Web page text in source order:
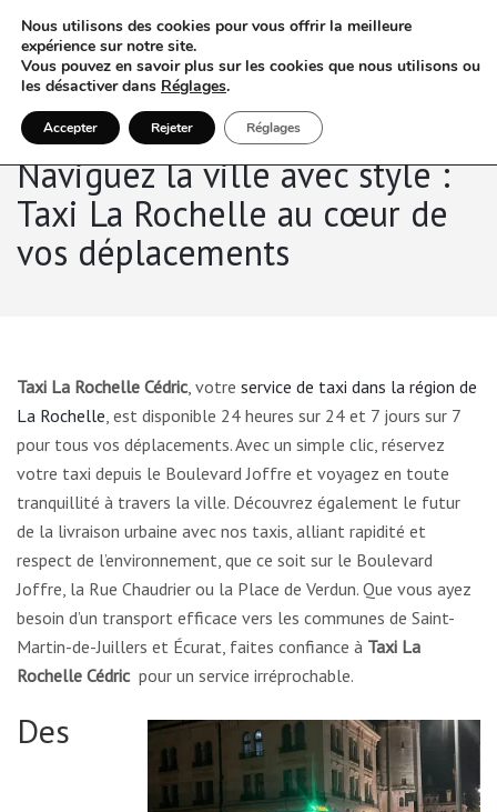
Naviguez la ville avec style :
Taxi La Rochelle au cœur de
vos déplacements
Taxi La Rochelle Cédric, votre service de taxi dans la région de
La Rochelle, est disponible 24 heures sur 24 et 7 jours sur 7
pour tous vos déplacements. Avec un simple clic, réservez
votre taxi depuis le Boulevard Joffre et voyagez en toute
tranquillité à travers la ville. Découvrez également le futur
de la livraison urbaine avec nos taxis, alliant rapidité et
respect de l’environnement, que ce soit sur le Boulevard
Joffre, la Rue Chaudrier ou la Place de Verdun. Que vous ayez
besoin d’un transport efficace vers les communes de Saint-
Martin-de-Juillers et Écurat, faites confiance à Taxi La
Rochelle Cédric pour un service irréprochable.
Des
Nous utilisons des cookies pour vous offrir la meilleure
expérience sur notre site.
Vous pouvez en savoir plus sur les cookies que nous utilisons ou
les désactiver dans Réglages.
Accepter Rejeter Réglages